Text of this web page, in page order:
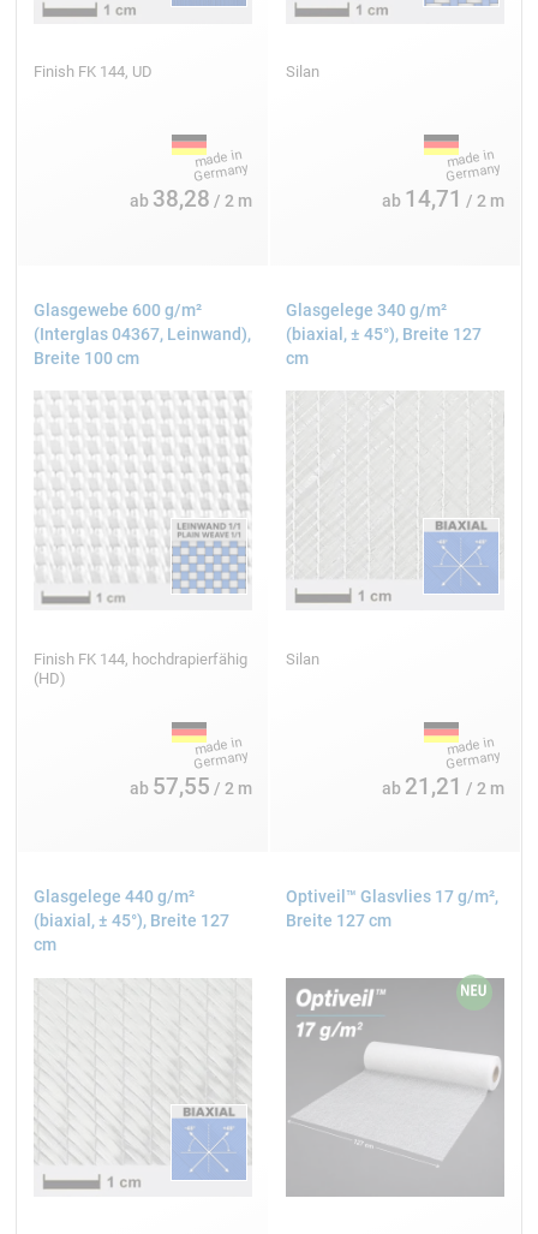
100 cm
Köper
280 g/m 2
100 cm
Leinwand
Interglas FK 144
296 g/m
AERO
100 cm
390 g/m2
Interglas FK 144
425 g/m
100 cm
Finish FK 144, UD
ab 38,28 / 2 m
Silan
ab 14,71 / 2 m
Glasgewebe 600 g/m²
(Interglas 04367, Leinwand),
Breite 100 cm
Finish FK 144, hochdrapierfähig
(HD)
ab 57,55 / 2 m
Glasgelege 340 g/m²
(biaxial, ± 45°), Breite 127
cm
Silan
ab 21,21 / 2 m
Glasgelege 440 g/m²
(biaxial, ± 45°), Breite 127
cm
Optiveil™ Glasvlies 17 g/m²,
Breite 127 cm